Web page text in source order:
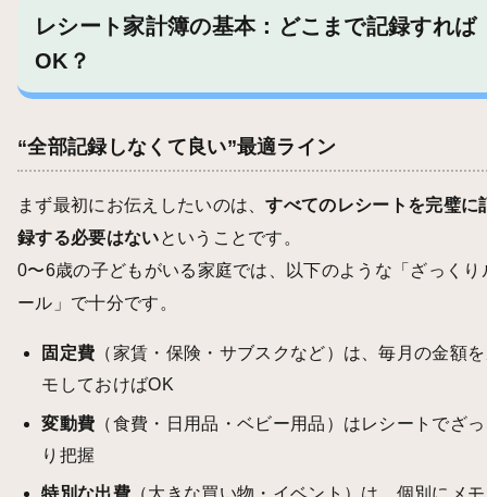
レシート家計簿の基本：どこまで記録すれば
OK？
“全部記録しなくて良い”最適ライン
まず最初にお伝えしたいのは、すべてのレシートを完璧に
録する必要はないということです。
0〜6歳の子どもがいる家庭では、以下のような「ざっくり
ール」で十分です。
固定費 （家賃・保険・サブスクなど）は、毎月の金額
モしておけばOK
変動費 （食費・日用品・ベビー用品）はレシートでざ
り把握
特別な出費 （大きな買い物・イベント）は、個別にメ